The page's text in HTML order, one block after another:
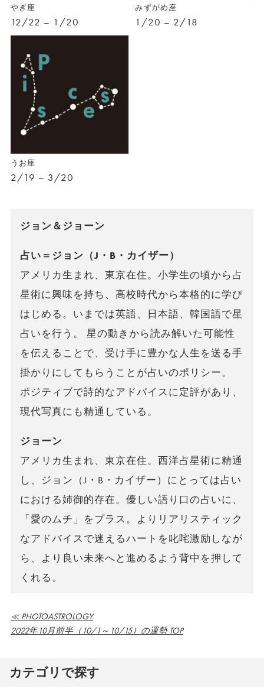
やぎ座
12/22 – 1/20
みずがめ座
1/20 – 2/18
うお座
2/19 – 3/20
ジョン＆ジョーン
占い＝ジョン（J・B・カイザー）
アメリカ生まれ、東京在住。小学生の頃から占
星術に興味を持ち、高校時代から本格的に学び
はじめる。いまでは英語、日本語、韓国語で星
占いを行う。 星の動きから読み解いた可能性
を伝えることで、受け手に豊かな人生を送る手
掛かりにしてもらうことが占いのポリシー。
ポジティブで詩的なアドバイスに定評があり、
現代写真にも精通している。
ジョーン
アメリカ生まれ、東京在住。西洋占星術に精通
し、ジョン（J・B・カイザー）にとっては占い
における姉御的存在。優しい語り口の占いに、
「愛のムチ」をプラス。よりリアリスティック
なアドバイスで迷えるハートを叱咤激励しなが
ら、より良い未来へと進めるよう背中を押して
くれる。
≪ PHOTOASTROLOGY
2022年10月前半（10/1～10/15）の運勢 TOP
カテゴリで探す